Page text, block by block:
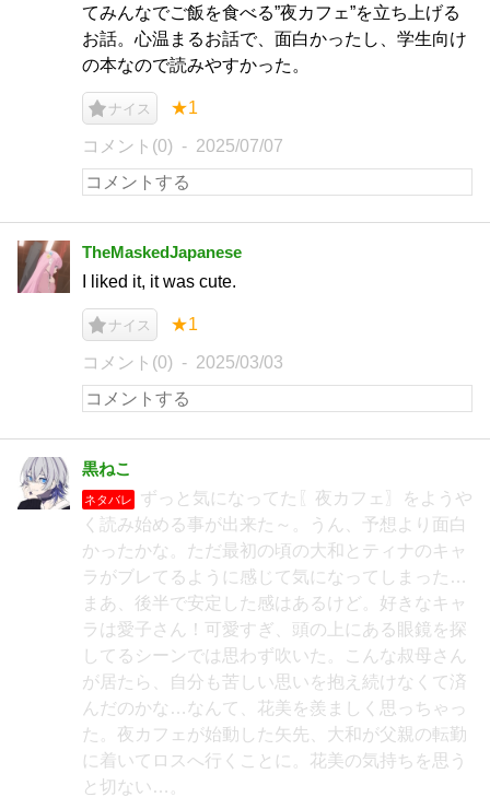
てみんなでご飯を食べる”夜カフェ”を立ち上げる
お話。心温まるお話で、面白かったし、学生向け
の本なので読みやすかった。
ナイス ★1
コメント(0) 2025/07/07
TheMaskedJapanese
I liked it, it was cute.
ナイス ★1
コメント(0) 2025/03/03
黒ねこ
ネタバレ
ずっと気になってた〖夜カフェ〗をようや
く読み始める事が出来た～。うん、予想より面白
かったかな。ただ最初の頃の大和とティナのキャ
ラがブレてるように感じて気になってしまった…
まあ、後半で安定した感はあるけど。好きなキャ
ラは愛子さん！可愛すぎ、頭の上にある眼鏡を探
してるシーンでは思わず吹いた。こんな叔母さん
が居たら、自分も苦しい思いを抱え続けなくて済
んだのかな…なんて、花美を羨ましく思っちゃっ
た。夜カフェが始動した矢先、大和が父親の転勤
に着いてロスへ行くことに。花美の気持ちを思う
と切ない…。